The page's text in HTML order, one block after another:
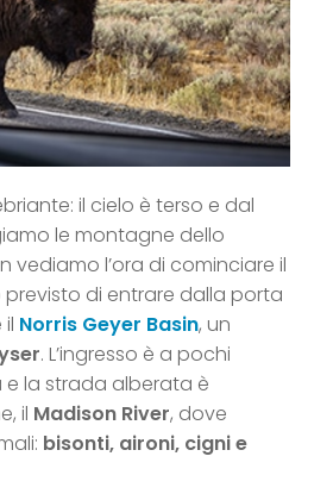
il cielo è terso e dal
le montagne dello
vediamo l’ora di cominciare il
di entrare dalla porta
Norris Geyer Basin, un
. L’ingresso è a pochi
e la strada alberata è
il Madison River, dove
bisonti, aironi, cigni e